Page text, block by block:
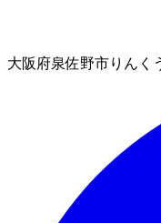
大阪府泉佐野市りんく